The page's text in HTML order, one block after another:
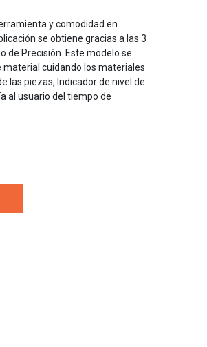
y comodidad en
se obtiene gracias a las 3
de Precisión. Este modelo se
cuidando los materiales
las piezas, Indicador de nivel de
al usuario del tiempo de